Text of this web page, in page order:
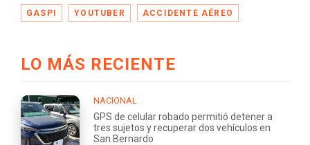
GASPI YOUTUBER ACCIDENTE AÉREO
LO MÁS RECIENTE
NACIONAL
GPS de celular robado permitió detener a
tres sujetos y recuperar dos vehículos en
San Bernardo